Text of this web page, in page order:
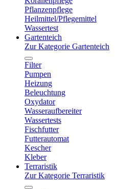
Pflanzenpflege
Heilmittel/Pflegemittel
Wassertest
Gartenteich
Zur Kategorie Gartenteich
Filter
Pumpen
Heizung
Beleuchtung
Oxydator
Wasseraufbereiter
Wassertests
Fischfutter
Futterautomat
Kescher
Kleber
Terraristik
Zur Kategorie Terraristik